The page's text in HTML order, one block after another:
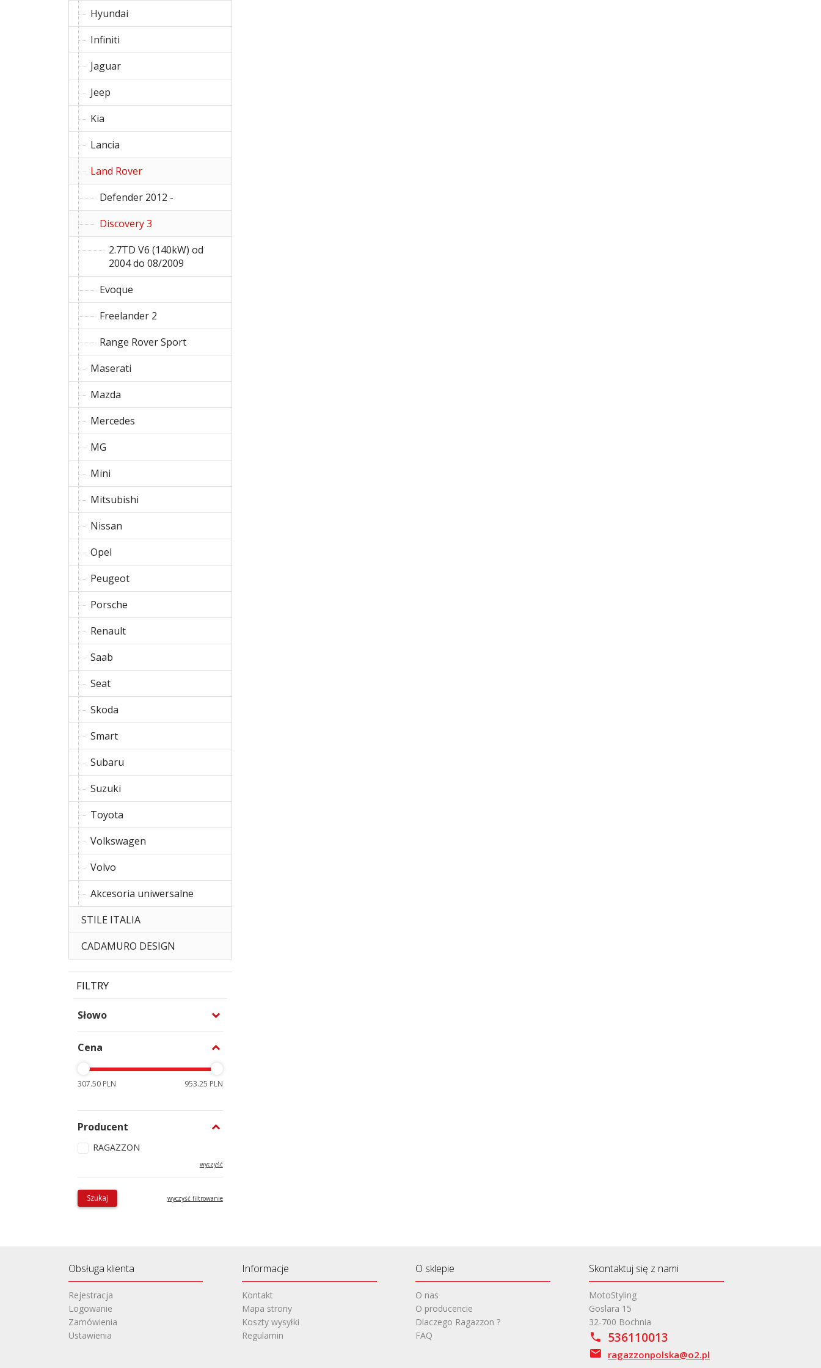
Hyundai
Infiniti
Jaguar
Jeep
Kia
Lancia
Land Rover
Defender 2012 -
Discovery 3
2.7TD V6 (140kW) od
2004 do 08/2009
Evoque
Freelander 2
Range Rover Sport
Maserati
Mazda
Mercedes
MG
Mini
Mitsubishi
Nissan
Opel
Peugeot
Porsche
Renault
Saab
Seat
Skoda
Smart
Subaru
Suzuki
Toyota
Volkswagen
Volvo
Akcesoria uniwersalne
STILE ITALIA
CADAMURO DESIGN
FILTRY
Słowo
Cena
307.50 PLN 953.25 PLN
Producent
RAGAZZON
wyczyść
Szukaj wyczyść filtrowanie
Obsługa klienta
Rejestracja
Logowanie
Zamówienia
Ustawienia
Informacje
Kontakt
Mapa strony
Koszty wysyłki
Regulamin
O sklepie
O nas
O producencie
Dlaczego Ragazzon ?
FAQ
Skontaktuj się z nami
MotoStyling
Goslara 15
32-700 Bochnia
536110013
ragazzonpolska@o2.pl